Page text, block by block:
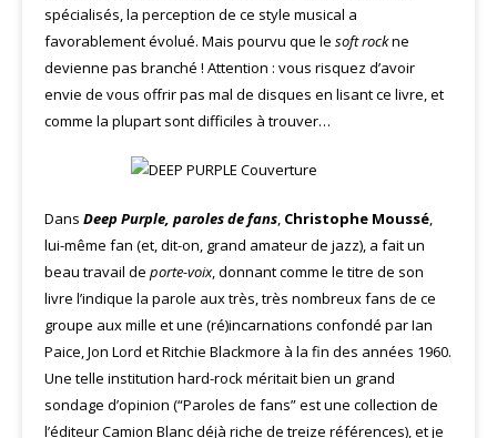
spécialisés, la perception de ce style musical a
favorablement évolué. Mais pourvu que le soft rockne
devienne pas branché ! Attention : vous risquez d’avoir
envie de vous offrir pas mal de disques en lisant ce livre, et
comme la plupart sont difficiles à trouver…
Dans Deep Purple, paroles de fans, Christophe Moussé,
lui-même fan (et, dit-on, grand amateur de jazz), a fait un
beau travail de porte-voix, donnant comme le titre de son
livre l’indique la parole aux très, très nombreux fans de ce
groupe aux mille et une (ré)incarnations confondé par Ian
Paice, Jon Lord et Ritchie Blackmore à la fin des années 1960.
Une telle institution hard-rock méritait bien un grand
sondage d’opinion (“Paroles de fans” est une collection de
l’éditeur Camion Blanc déjà riche de treize références), et je